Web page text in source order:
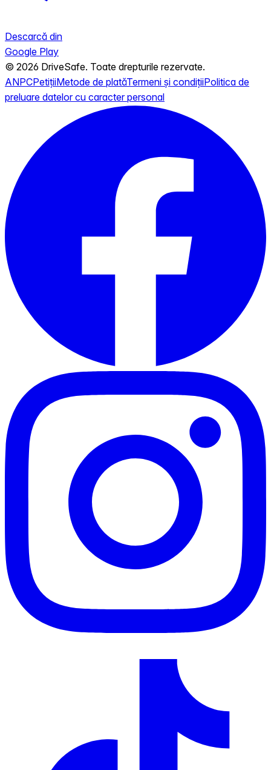
Descarcă din
Google Play
© 2026 DriveSafe. Toate drepturile rezervate.
ANPCPetițiiMetode de platăTermeni și condițiiPolitica de
preluare datelor cu caracter personal